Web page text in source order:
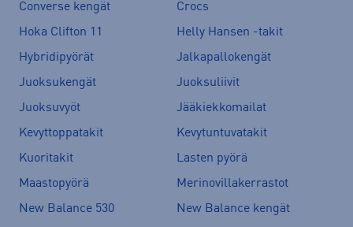
Converse kengät
Crocs
Hoka Clifton 11
Helly Hansen -takit
Hybridipyörät
Jalkapallokengät
Juoksukengät
Juoksuliivit
Juoksuvyöt
Jääkiekkomailat
Kevyttoppatakit
Kevytuntuvatakit
Kuoritakit
Lasten pyörä
Maastopyörä
Merinovillakerrastot
New Balance 530
New Balance kengät